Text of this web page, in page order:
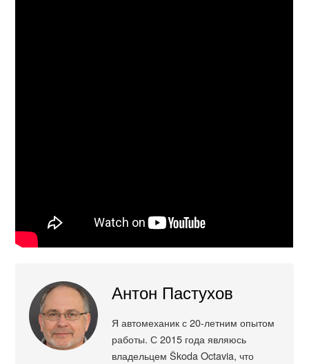
Антон Пастухов
Я автомеханик с 20-летним опытом
работы. С 2015 года являюсь
владельцем Škoda Octavia, что